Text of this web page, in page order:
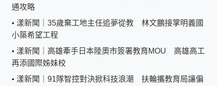
通攻略
• 漾新聞｜35歲棄工地主任追夢從教 林文鵬接掌明義國
小築希望工程
• 漾新聞｜高雄牽手日本陸奧市簽署教育MOU 高雄高工
再添國際姊妹校
• 漾新聞｜91隊智控對決掀科技浪潮 扶輪攜教育局讓偏